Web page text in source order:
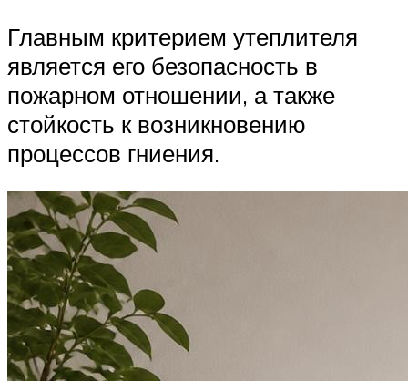
Главным критерием утеплителя
является его безопасность в
пожарном отношении, а также
стойкость к возникновению
процессов гниения.